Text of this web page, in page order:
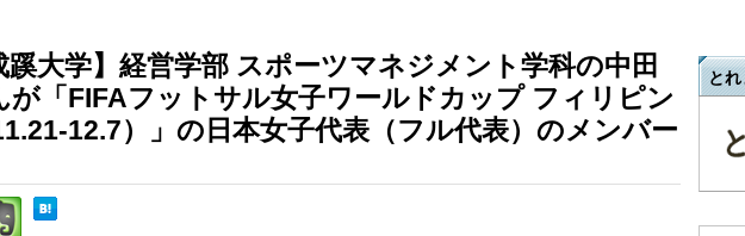
蹊大学】経営学部 スポーツマネジメント学科の中田
が「FIFAフットサル女子ワールドカップ フィリピン
12.7）」の日本女子代表（フル代表）のメンバー
とれ